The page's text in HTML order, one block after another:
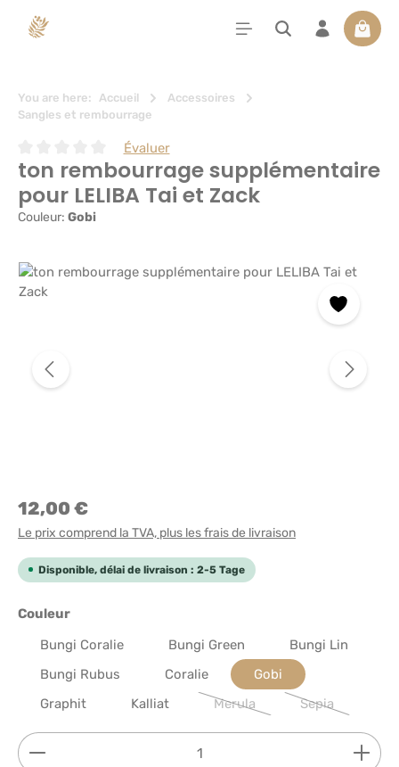
principal Le
You are here: Accueil
Accessoires
Sangles et rembourrage
Note moyenne de 0 sur 5 étoiles
Évaluer
ton rembourrage supplémentaire
pour LELIBA Tai et Zack
Couleur: Gobi
Ignorer la galerie d'images
12,00 €
Le prix comprend la TVA, plus les frais de livraison
Disponible, délai de livraison : 2-5 Tage
Sélectionnez
Couleur
Bungi Coralie
Bungi Green
Bungi Lin
Bungi Rubus
Coralie
Gobi
Graphit
Kalliat Merula
(Cette option n'est pas
Sepia
(Cette option
Quantité de produit : Entrez la quantité